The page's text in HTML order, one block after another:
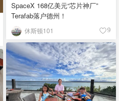
SpaceX 168亿美元“芯片神厂”
Terafab落户德州！
休斯顿101 9